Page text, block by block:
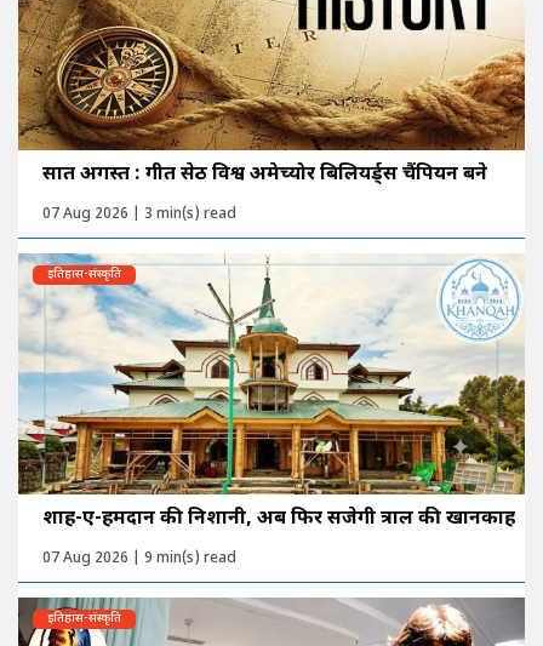
सात अगस्त : गीत सेठी विश्व अमेच्योर बिलियर्ड्स चैंपियन बने
07 Aug 2026 | 3 min(s) read
इतिहास-संस्कृति
शाह-ए-हमदान की निशानी, अब फिर सजेगी त्राल की खानकाह
07 Aug 2026 | 9 min(s) read
इतिहास-संस्कृति